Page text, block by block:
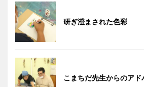
研ぎ澄まされた色彩
こまちだ先生からのアド